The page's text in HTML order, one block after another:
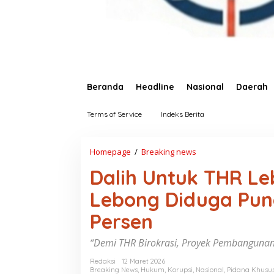
Beranda Headline Nasional Daerah
Terms of Service Indeks Berita
Homepage / Breaking news
l
i
h
U
u
k
Dalih Untuk THR
Lebong Diduga
Persen
“Demi THR Birokrasi, Proyek
Redaksi
12 Maret 2026
Breaking News, Hukum, Korupsi, Nasional, Pidana